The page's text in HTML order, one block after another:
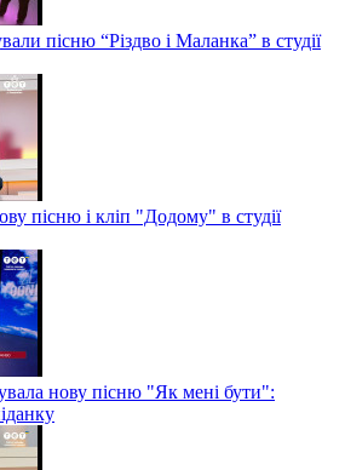
пісню “Різдво і Маланка” в студії
пісню і кліп "Додому" в студії
нову пісню "Як мені бути":